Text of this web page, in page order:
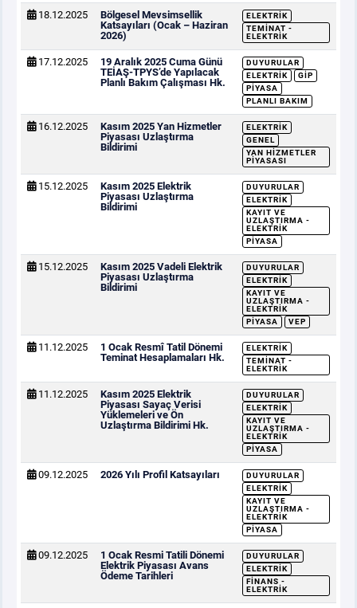
18.12.2025
Bölgesel Mevsimsellik
Katsayıları (Ocak – Haziran
2026)
ELEKTRIK
TEMINAT -
ELEKTRIK
17.12.2025
19 Aralık 2025 Cuma Günü
TEİAŞ-TPYS’de Yapılacak
Planlı Bakım Çalışması Hk.
DUYURULAR
ELEKTRIK
GİP
PIYASA
PLANLI BAKIM
16.12.2025
Kasım 2025 Yan Hizmetler
Piyasası Uzlaştırma
Bildirimi
ELEKTRIK
GENEL
YAN HIZMETLER
PIYASASI
15.12.2025
Kasım 2025 Elektrik
Piyasası Uzlaştırma
Bildirimi
DUYURULAR
ELEKTRIK
KAYIT VE
UZLAŞTIRMA -
ELEKTRIK
PIYASA
15.12.2025
Kasım 2025 Vadeli Elektrik
Piyasası Uzlaştırma
Bildirimi
DUYURULAR
ELEKTRIK
KAYIT VE
UZLAŞTIRMA -
ELEKTRIK
PIYASA
VEP
11.12.2025
1 Ocak Resmî Tatil Dönemi
Teminat Hesaplamaları Hk.
ELEKTRIK
TEMINAT -
ELEKTRIK
11.12.2025
Kasım 2025 Elektrik
Piyasası Sayaç Verisi
Yüklemeleri ve Ön
Uzlaştırma Bildirimi Hk.
DUYURULAR
ELEKTRIK
KAYIT VE
UZLAŞTIRMA -
ELEKTRIK
PIYASA
09.12.2025 2026 Yılı Profil Katsayıları
DUYURULAR
ELEKTRIK
KAYIT VE
UZLAŞTIRMA -
ELEKTRIK
PIYASA
09.12.2025
1 Ocak Resmi Tatili Dönemi
Elektrik Piyasası Avans
Ödeme Tarihleri
DUYURULAR
ELEKTRIK
FINANS -
ELEKTRIK